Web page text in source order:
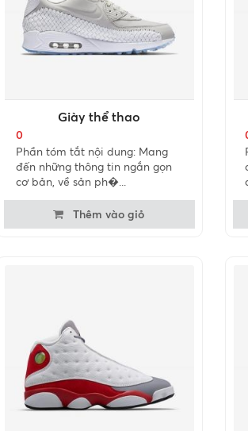
Giày thể thao
0
Phần tóm tắt nội dung: Mang
đến những thông tin ngắn gọn
cơ bản, về sản ph�...
Thêm vào giỏ